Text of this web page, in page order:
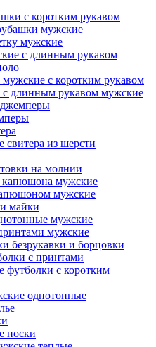
с коротким рукавом
мужские
мужские
с длинным рукавом
с коротким рукавом
длинным рукавом мужские
из шерсти
на молнии
капюшона мужские
мужские
майки
мужские
мужские
безрукавки и борцовки
с принтами
футболки с коротким
однотонные
носки